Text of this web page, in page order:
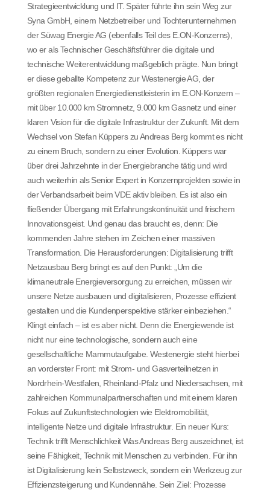
Strategieentwicklung und IT. Später führte ihn sein Weg zur
Syna GmbH, einem Netzbetreiber und Tochterunternehmen
der Süwag Energie AG (ebenfalls Teil des E.ON-Konzerns),
wo er als Technischer Geschäftsführer die digitale und
technische Weiterentwicklung maßgeblich prägte. Nun bringt
er diese geballte Kompetenz zur Westenergie AG, der
größten regionalen Energiedienstleisterin im E.ON-Konzern –
mit über 10.000 km Stromnetz, 9.000 km Gasnetz und einer
klaren Vision für die digitale Infrastruktur der Zukunft. Mit dem
Wechsel von Stefan Küppers zu Andreas Berg kommt es nicht
zu einem Bruch, sondern zu einer Evolution. Küppers war
über drei Jahrzehnte in der Energiebranche tätig und wird
auch weiterhin als Senior Expert in Konzernprojekten sowie in
der Verbandsarbeit beim VDE aktiv bleiben. Es ist also ein
fließender Übergang mit Erfahrungskontinuität und frischem
Innovationsgeist. Und genau das braucht es, denn: Die
kommenden Jahre stehen im Zeichen einer massiven
Transformation. Die Herausforderungen: Digitalisierung trifft
Netzausbau Berg bringt es auf den Punkt: „Um die
klimaneutrale Energieversorgung zu erreichen, müssen wir
unsere Netze ausbauen und digitalisieren, Prozesse effizient
gestalten und die Kundenperspektive stärker einbeziehen.“
Klingt einfach – ist es aber nicht. Denn die Energiewende ist
nicht nur eine technologische, sondern auch eine
gesellschaftliche Mammutaufgabe. Westenergie steht hierbei
an vorderster Front: mit Strom- und Gasverteilnetzen in
Nordrhein-Westfalen, Rheinland-Pfalz und Niedersachsen, mit
zahlreichen Kommunalpartnerschaften und mit einem klaren
Fokus auf Zukunftstechnologien wie Elektromobilität,
intelligente Netze und digitale Infrastruktur. Ein neuer Kurs:
Technik trifft Menschlichkeit Was Andreas Berg auszeichnet, ist
seine Fähigkeit, Technik mit Menschen zu verbinden. Für ihn
ist Digitalisierung kein Selbstzweck, sondern ein Werkzeug zur
Effizienzsteigerung und Kundennähe. Sein Ziel: Prozesse